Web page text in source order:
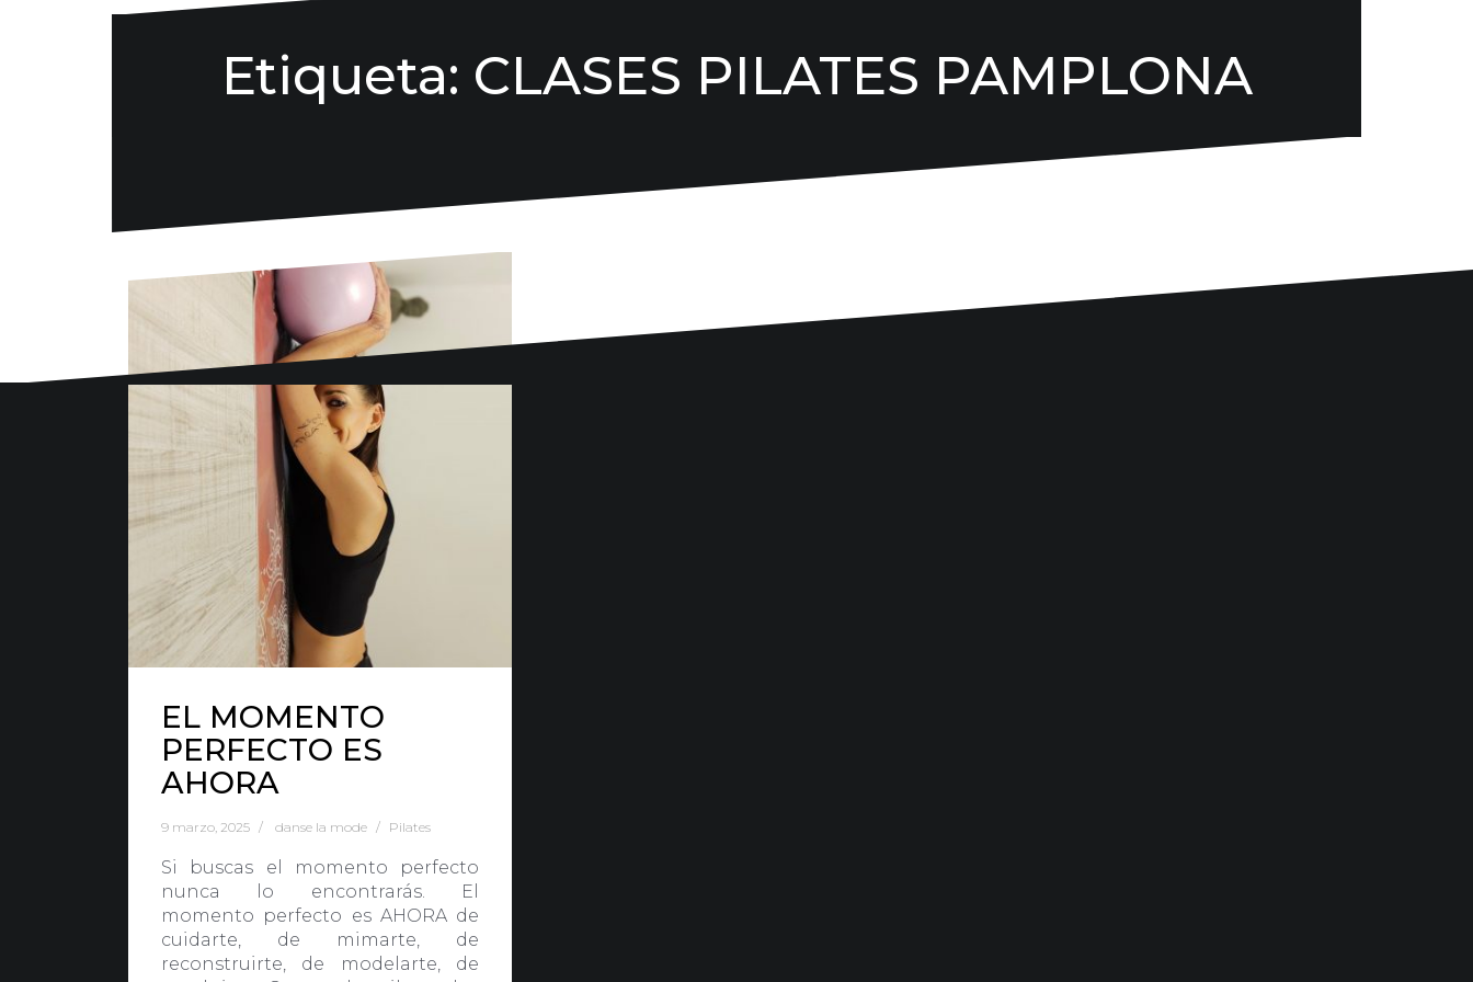
Etiqueta: CLASES PILATES PAMPLONA
EL MOMENTO
PERFECTO ES
AHORA
9 marzo, 2025 danse la mode Pilates
Si buscas el momento perfecto
nunca lo encontrarás. El
momento perfecto es AHORA de
cuidarte, de mimarte, de
reconstruirte, de modelarte, de
Danse la mode
636 57 66 50
info@danselamode.com
Avd. Comercial 20 Barañain (Navarra)
Nota Legal
Privacidad Política de Cookies